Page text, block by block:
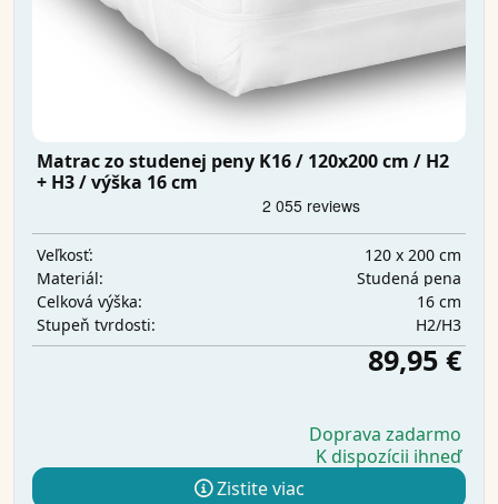
Matrac zo studenej peny K16 / 120x200 cm / H2
+ H3 / výška 16 cm
Veľkosť:
120 x 200 cm
Materiál:
Studená pena
Celková výška:
16 cm
Stupeň tvrdosti:
H2/H3
89,95 €
Doprava zadarmo
K dispozícii ihneď
Zistite viac